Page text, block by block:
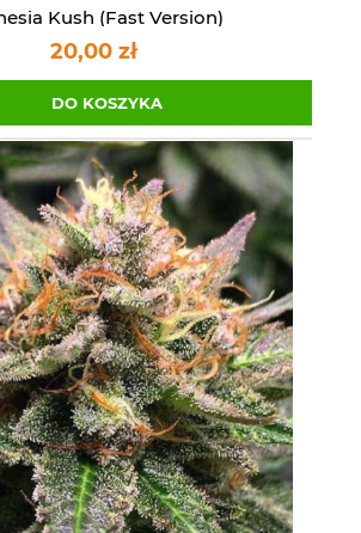
Kush (Fast Version)
20,00 zł
DO KOSZYKA